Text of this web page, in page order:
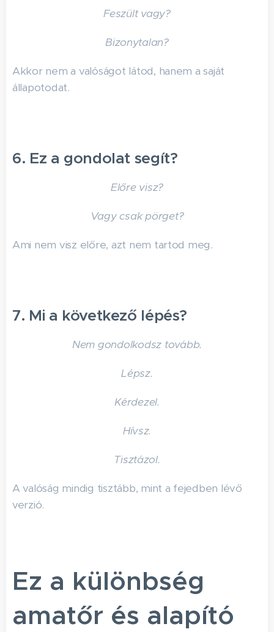
Feszült vagy?
Bizonytalan?
Akkor nem a valóságot látod, hanem a saját
állapotodat.
6. Ez a gondolat segít?
Előre visz?
Vagy csak pörget?
Ami nem visz előre, azt nem tartod meg.
7. Mi a következő lépés?
Nem gondolkodsz tovább.
Lépsz.
Kérdezel.
Hívsz.
Tisztázol.
A valóság mindig tisztább, mint a fejedben lévő
verzió.
Ez a különbség
amatőr és alapító